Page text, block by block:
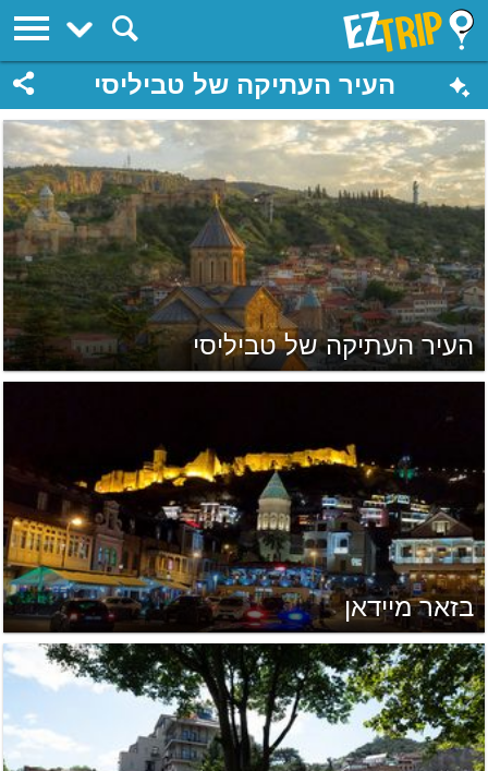
EZTrip
העיר העתיקה של טביליסי
העיר העתיקה של טביליסי
בזאר מיידאן